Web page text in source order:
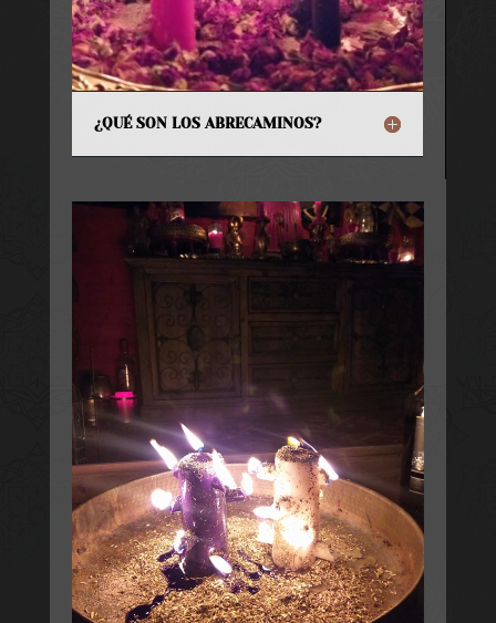
¿QUÉ SON LOS ABRECAMINOS?